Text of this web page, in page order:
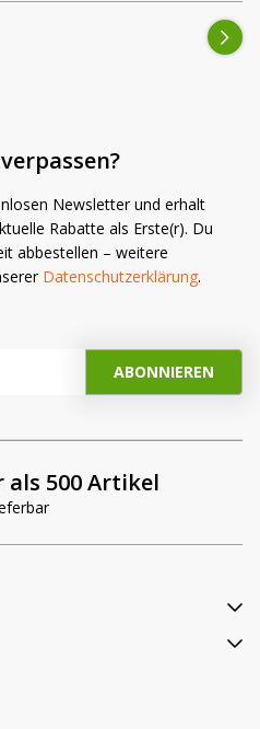
als 500 Artikel
Newsletter und erhalt
Rabatte als Erste(r). Du
abbestellen – weitere
Datenschutzerklärung.